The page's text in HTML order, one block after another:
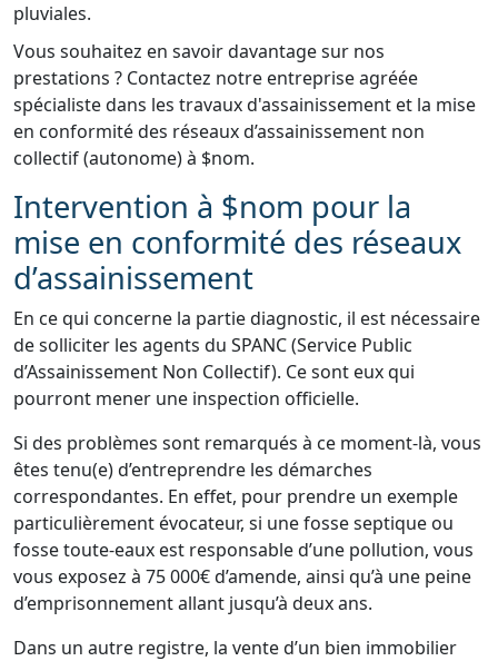
pluviales.
Vous souhaitez en savoir davantage sur nos
prestations ? Contactez notre entreprise agréée
spécialiste dans les travaux d'assainissement et la mise
en conformité des réseaux d’assainissement non
collectif (autonome) à $nom.
Intervention à $nom pour la
mise en conformité des réseaux
d’assainissement
En ce qui concerne la partie diagnostic, il est nécessaire
de solliciter les agents du SPANC (Service Public
d’Assainissement Non Collectif). Ce sont eux qui
pourront mener une inspection officielle.
Si des problèmes sont remarqués à ce moment-là, vous
êtes tenu(e) d’entreprendre les démarches
correspondantes. En effet, pour prendre un exemple
particulièrement évocateur, si une fosse septique ou
fosse toute-eaux est responsable d’une pollution, vous
vous exposez à 75 000€ d’amende, ainsi qu’à une peine
d’emprisonnement allant jusqu’à deux ans.
Dans un autre registre, la vente d’un bien immobilier